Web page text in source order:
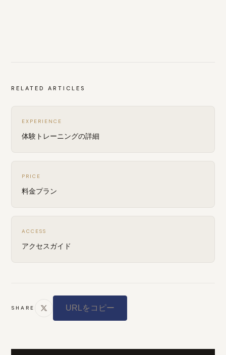
RELATED ARTICLES
EXPERIENCE
体験トレーニングの詳細
PRICE
料金プラン
ACCESS
アクセスガイド
SHARE URLをコピー